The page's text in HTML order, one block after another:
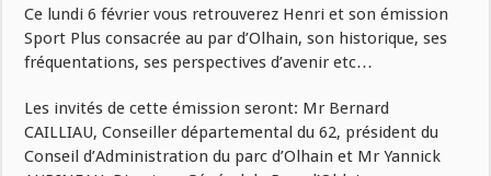
Ce lundi 6 février vous retrouverez Henri et son émission
Sport Plus consacrée au par d’Olhain, son historique, ses
fréquentations, ses perspectives d’avenir etc…
Les invités de cette émission seront: Mr Bernard
CAILLIAU, Conseiller départemental du 62, président du
Conseil d’Administration du parc d’Olhain et Mr Yannick